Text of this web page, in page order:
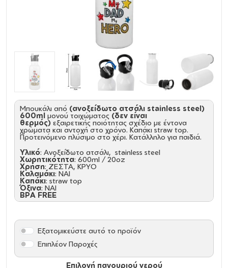
Mπουκάλι από (ανοξείδωτο ατσάλι stainless steel)
600ml μονού τοιχώματος (δεν είναι
θερμός) εξαιρετικής ποιότητας σχέδιο με έντονα
χρώματα και αντοχή στο χρόνο. Καπάκι straw top.
Προτεινόμενο πλύσιμο στο χέρι. Κατάλληλο για παιδιά.
Υλικό: Ανοξείδωτο ατσάλι, stainless steel
Χωρητικότητα: 600ml / 20oz
Χρήση: ΖΕΣΤΑ, ΚΡΥΟ
Καλαμάκι: ΝΑΙ
Καπάκι: straw top
Όξινα: NAI
BPA FREE
νερό
Κρατήστε το ακάλυπτο και άδειο για την αποθήκευση,
Δεν είναι ασφαλές στο πλυντήριο πιάτων, Δεν είναι
Επιλογή παγουριού νερού
Εξατομικεύστε αυτό το προϊόν
Επιπλέον Παροχές